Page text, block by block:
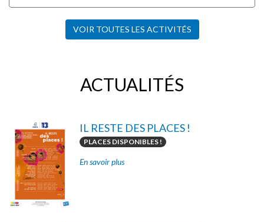
VOIR TOUTES LES ACTIVITÉS
ACTUALITÉS
IL RESTE DES PLACES !
PLACES DISPONIBLES !
En savoir plus